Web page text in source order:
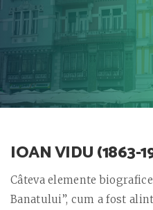
IOAN VIDU (1863-
Câteva elemente
Banatului”, cum a fost